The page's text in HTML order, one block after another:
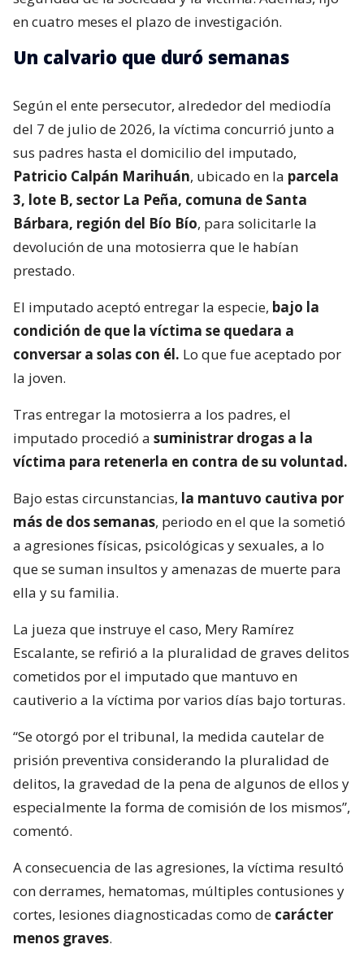
en cuatro meses el plazo de investigación.
Un calvario que duró semanas
Según el ente persecutor, alrededor del mediodía
del 7 de julio de 2026, la víctima concurrió junto a
sus padres hasta el domicilio del imputado,
Patricio Calpán Marihuán, ubicado en la parcela
3, lote B, sector La Peña, comuna de Santa
Bárbara, región del Bío Bío, para solicitarle la
devolución de una motosierra que le habían
prestado.
El imputado aceptó entregar la especie, bajo la
condición de que la víctima se quedara a
conversar a solas con él. Lo que fue aceptado por
la joven.
Tras entregar la motosierra a los padres, el
imputado procedió a suministrar drogas a la
víctima para retenerla en contra de su voluntad.
Bajo estas circunstancias, la mantuvo cautiva por
más de dos semanas, periodo en el que la sometió
a agresiones físicas, psicológicas y sexuales, a lo
que se suman insultos y amenazas de muerte para
ella y su familia.
La jueza que instruye el caso, Mery Ramírez
Escalante, se refirió a la pluralidad de graves delitos
cometidos por el imputado que mantuvo en
cautiverio a la víctima por varios días bajo torturas.
“Se otorgó por el tribunal, la medida cautelar de
prisión preventiva considerando la pluralidad de
delitos, la gravedad de la pena de algunos de ellos y
especialmente la forma de comisión de los mismos”,
comentó.
A consecuencia de las agresiones, la víctima resultó
con derrames, hematomas, múltiples contusiones y
cortes, lesiones diagnosticadas como de carácter
menos graves.